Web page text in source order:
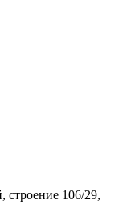
строение 106/29,